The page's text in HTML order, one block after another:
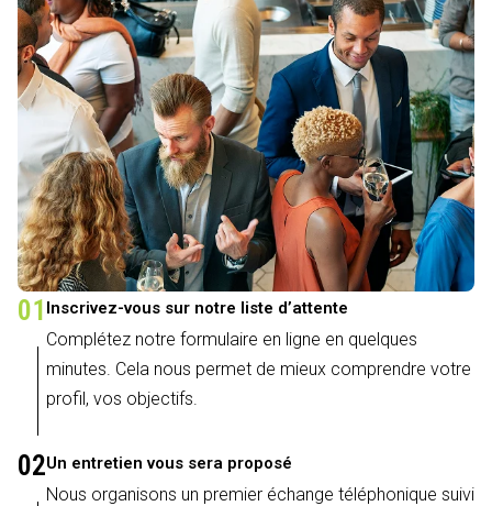
01 Inscrivez-vous sur notre liste d’attente
Complétez notre formulaire en ligne en quelques
minutes. Cela nous permet de mieux comprendre votre
profil, vos objectifs.
02Un entretien vous sera proposé
Nous organisons un premier échange téléphonique suivi